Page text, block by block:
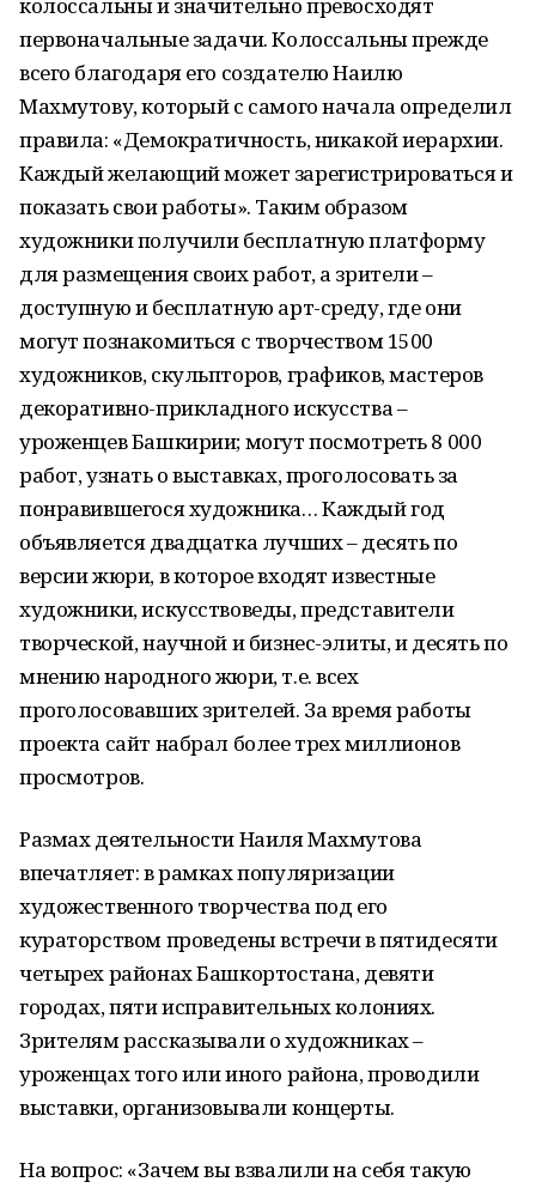
первоначальные задачи. Колоссальны прежде
всего благодаря его создателю Наилю
Махмутову, который с самого начала определил
правила: «Демократичность, никакой иерархии.
Каждый желающий может зарегистрироваться и
показать свои работы». Таким образом
художники получили бесплатную платформу
для размещения своих работ, а зрители –
доступную и бесплатную арт-среду, где они
могут познакомиться с творчеством 1500
художников, скульпторов, графиков, мастеров
декоративно-прикладного искусства –
уроженцев Башкирии; могут посмотреть 8 000
работ, узнать о выставках, проголосовать за
понравившегося художника… Каждый год
объявляется двадцатка лучших – десять по
версии жюри, в которое входят известные
художники, искусствоведы, представители
творческой, научной и бизнес-элиты, и десять по
мнению народного жюри, т.е. всех
проголосовавших зрителей. За время работы
проекта сайт набрал более трех миллионов
просмотров.
Размах деятельности Наиля Махмутова
впечатляет: в рамках популяризации
художественного творчества под его
кураторством проведены встречи в пятидесяти
четырех районах Башкортостана, девяти
городах, пяти исправительных колониях.
Зрителям рассказывали о художниках –
уроженцах того или иного района, проводили
выставки, организовывали концерты.
На вопрос: «Зачем вы взвалили на себя такую